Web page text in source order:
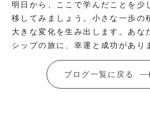
明日から、ここで学んだことを少
移してみましょう。小さな一歩の
大きな変化を生み出します。あな
シップの旅に、幸運と成功があり
ブログ一覧に戻る